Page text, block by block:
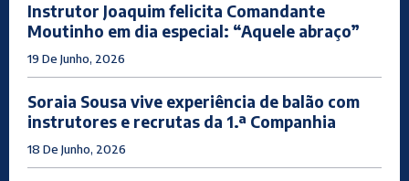
Instrutor Joaquim felicita Comandante
Moutinho em dia especial: “Aquele abraço”
19 De Junho, 2026
Soraia Sousa vive experiência de balão com
instrutores e recrutas da 1.ª Companhia
18 De Junho, 2026